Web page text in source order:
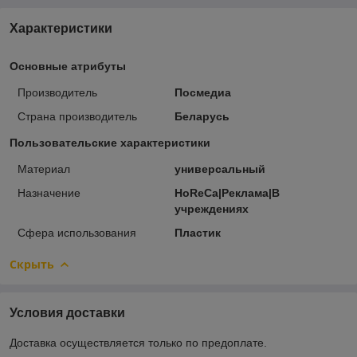
Характеристики
Основные атрибуты
Производитель
Посмедиа
Страна производитель
Беларусь
Пользовательские характеристики
Материал
универсальный
Назначение
HoReCa|Реклама|В
учреждениях
Сфера использования
Пластик
Скрыть
Условия доставки
Доставка осуществляется только по предоплате.